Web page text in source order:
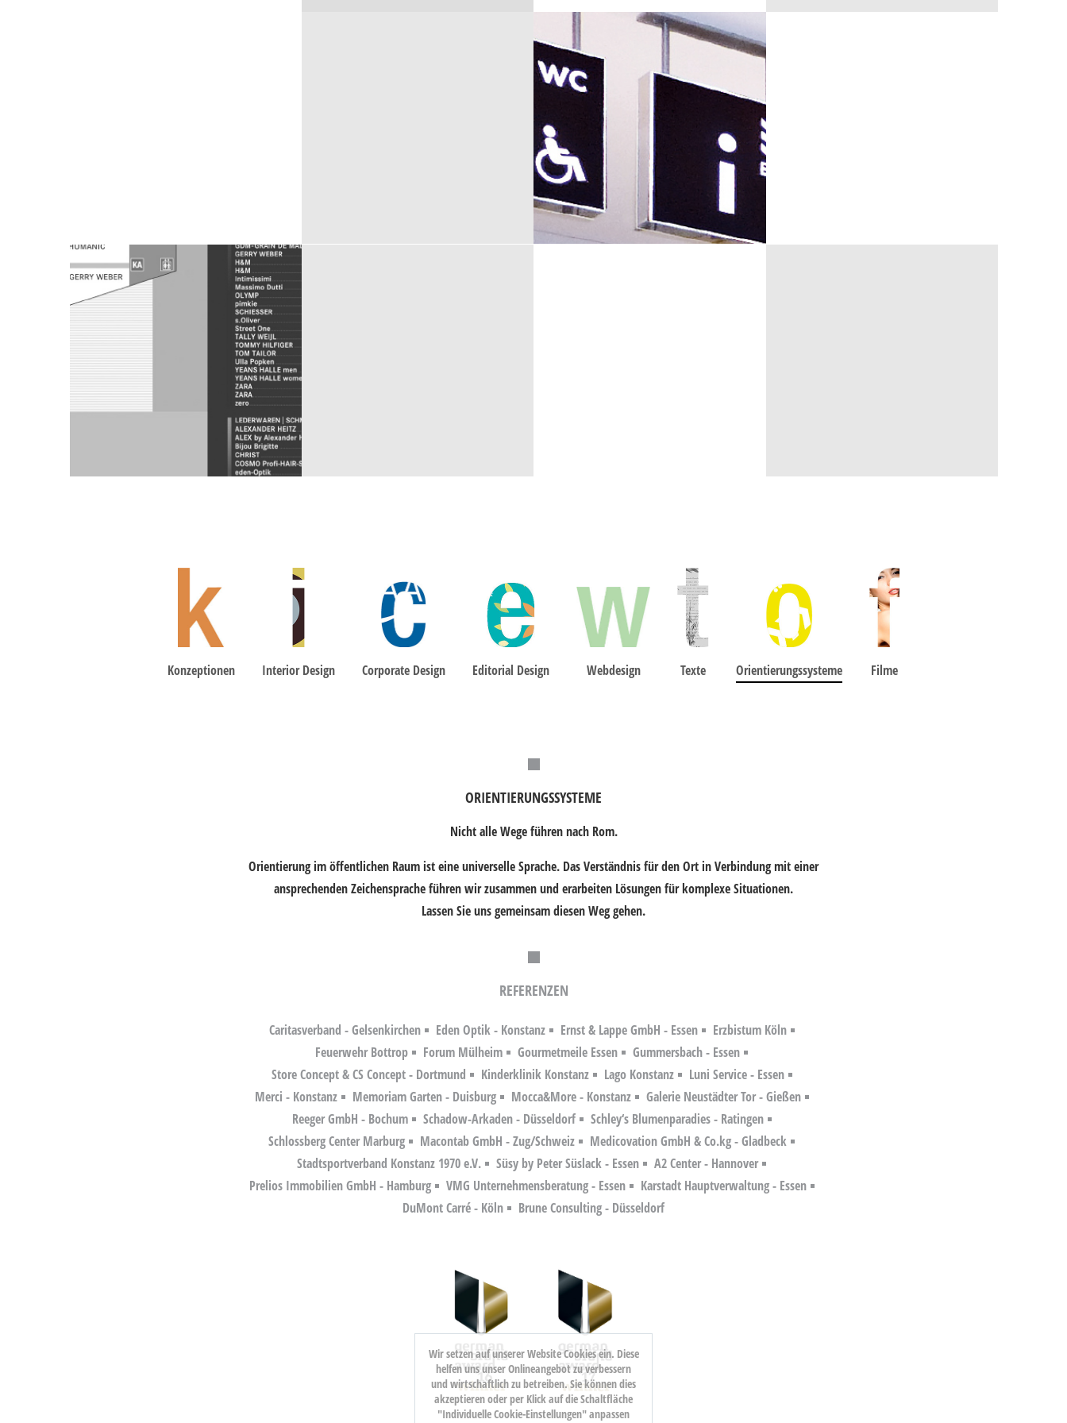
Konzeptionen Interior Design Corporate Design Editorial Design Webdesign Texte Orientierungssysteme Filme
ORIENTIERUNGSSYSTEME
Nicht alle Wege führen nach Rom.
Orientierung im öffentlichen Raum ist eine universelle Sprache. Das Verständnis für den Ort in Verbindung mit einer
ansprechenden Zeichensprache führen wir zusammen und erarbeiten Lösungen für komplexe Situationen.
Lassen Sie uns gemeinsam diesen Weg gehen.
REFERENZEN
Caritasverband - Gelsenkirchen Eden Optik - Konstanz Ernst & Lappe GmbH - Essen
Erzbistum Köln
Feuerwehr Bottrop
Forum Mülheim Gourmetmeile Essen
Gummersbach - Essen
Store Concept & CS Concept - Dortmund
Kinderklinik Konstanz Lago Konstanz
Luni Service - Essen
Merci - Konstanz
Memoriam Garten - Duisburg Mocca&More - Konstanz
Galerie Neustädter Tor - Gießen
Reeger GmbH - Bochum
Schadow-Arkaden - Düsseldorf
Schley‘s Blumenparadies - Ratingen
Schlossberg Center Marburg
Macontab GmbH - Zug/Schweiz
Medicovation GmbH & Co.kg - Gladbeck
Stadtsportverband Konstanz 1970 e.V.
Süsy by Peter Süslack - Essen
A2 Center - Hannover
Prelios Immobilien GmbH - Hamburg
VMG Unternehmensberatung - Essen
Karstadt Hauptverwaltung - Essen
DuMont Carré - Köln
Brune Consulting - Düsseldorf
Wir setzen auf unserer Website Cookies ein. Diese
helfen uns unser Onlineangebot zu verbessern
und wirtschaftlich zu betreiben. Sie können dies
akzeptieren oder per Klick auf die Schaltfläche
"Individuelle Cookie-Einstellungen" anpassen